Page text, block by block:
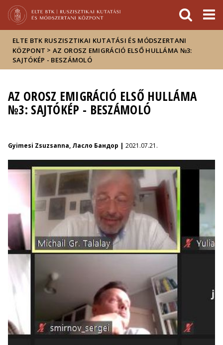
Hírek
Események
ELTE a
sajtóban
ELTE BTK RUSZISZTIKAI KUTATÁSI ÉS MÓDSZERTANI
KÖZPONT > AZ OROSZ EMIGRÁCIÓ ELSŐ HULLÁMA №3:
SAJTÓKÉP - BESZÁMOLÓ
AZ OROSZ EMIGRÁCIÓ ELSŐ HULLÁMA
№3: SAJTÓKÉP - BESZÁMOLÓ
Gyimesi Zsuzsanna, Ласло Бандор | 2021.07.21.